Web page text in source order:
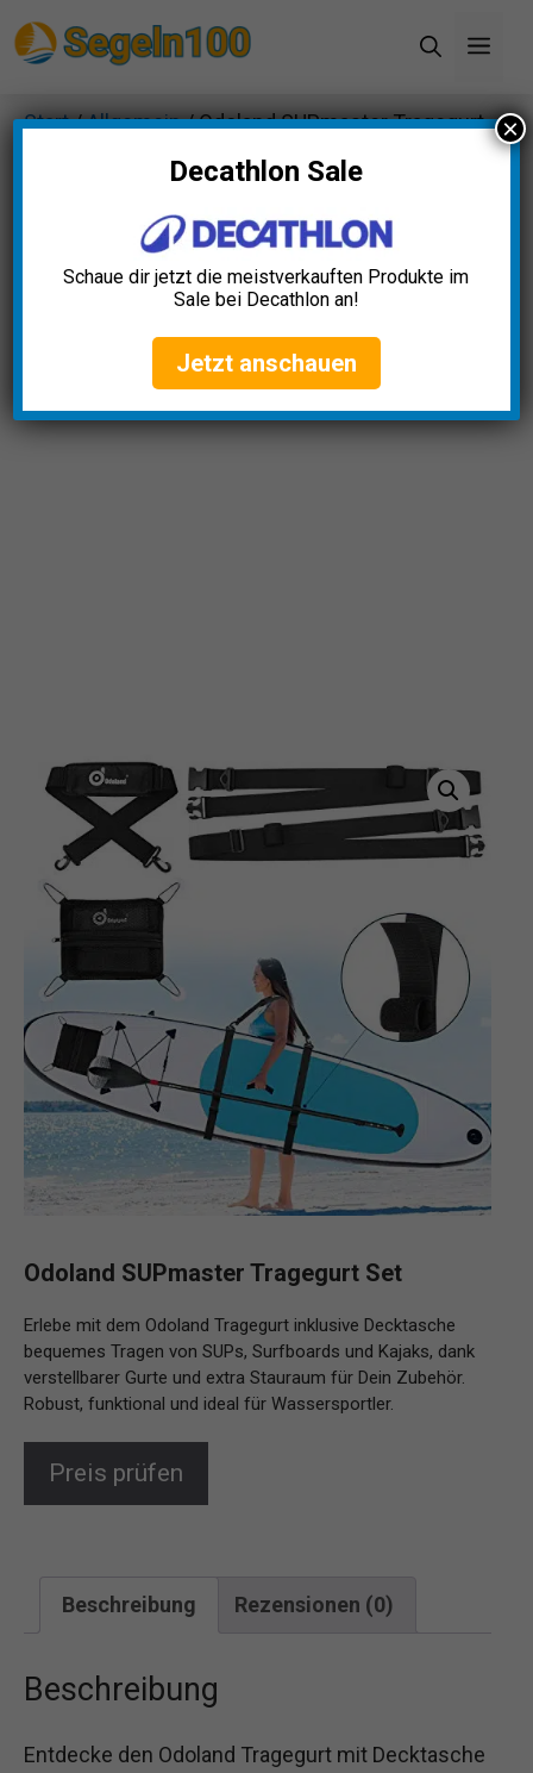
Inhalt
Start/Allgemein/ Odoland SUPmaster Tragegurt
Odoland SUPmaster Tragegurt Set
Erlebe mit dem Odoland Tragegurt inklusive Decktasche
bequemes Tragen von SUPs, Surfboards und Kajaks, dank
verstellbarer Gurte und extra Stauraum für Dein Zubehör.
Robust, funktional und ideal für Wassersportler.
Preis prüfen
Beschreibung Rezensionen (0)
Beschreibung
Entdecke den Odoland Tragegurt mit Decktasche
Decathlon Sale
Schaue dir jetzt die meistverkauften Produkte im
Sale bei Decathlon an!
Jetzt anschauen
×